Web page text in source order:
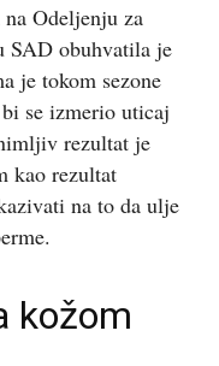
Odeljenju za
SAD obuhvatila je
je tokom sezone
se izmerio uticaj
rezultat je
kao rezultat
na to da ulje
kožom